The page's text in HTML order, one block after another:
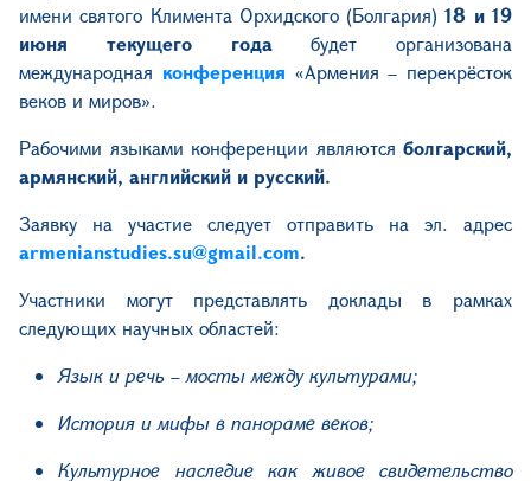
имени святого Климента Орхидского (Болгария)18 и 19
июня текущего годабудет организована
международная конференция «Армения – перекрёсток
веков и миров».
Рабочими языками конференции являются болгарский,
армянский, английский и русский.
Заявку на участие следует отправить на эл. адрес
armenianstudies.su@gmail.com.
Участники могут представлять доклады в рамках
следующих научных областей:
Язык и речь – мосты между культурами;
История и мифы в панораме веков;
Культурное наследие как живое свидетельство